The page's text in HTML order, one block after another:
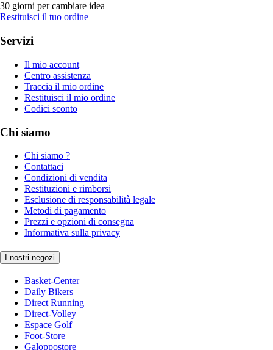
30 giorni per cambiare idea
Restituisci il tuo ordine
Servizi
Il mio account
Centro assistenza
Traccia il mio ordine
Restituisci il mio ordine
Codici sconto
Chi siamo
Chi siamo ?
Contattaci
Condizioni di vendita
Restituzioni e rimborsi
Esclusione di responsabilità legale
Metodi di pagamento
Prezzi e opzioni di consegna
Informativa sulla privacy
I nostri negozi
Basket-Center
Daily Bikers
Direct Running
Direct-Volley
Espace Golf
Foot-Store
Galoppostore